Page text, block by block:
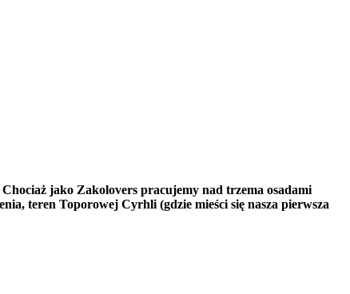
jako Zakolovers pracujemy nad trzema osadami
teren Toporowej Cyrhli (gdzie mieści się nasza pierwsza